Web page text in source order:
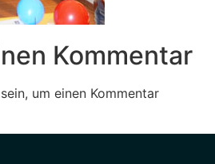
Kommentar
sein, um einen Kommentar